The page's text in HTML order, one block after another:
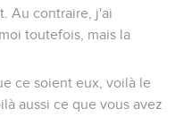
Au contraire, j'ai
toutefois, mais la
ce soient eux, voilà le
aussi ce que vous avez